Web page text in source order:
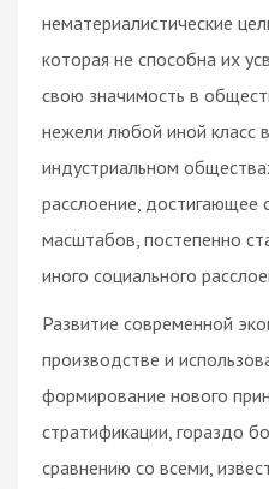
нематериалистические
которая не способна их
свою значимость в
нежели любой иной класс
индустриальном
расслоение, достигающее
масштабов, постепенно
иного социального
Развитие современной
производстве и
формирование нового
стратификации, гораздо
сравнению со всеми,